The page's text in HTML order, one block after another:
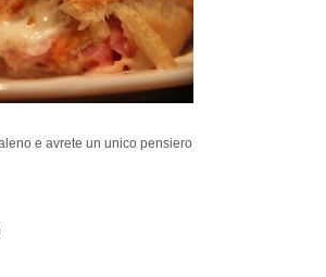
e avrete un unico pensiero